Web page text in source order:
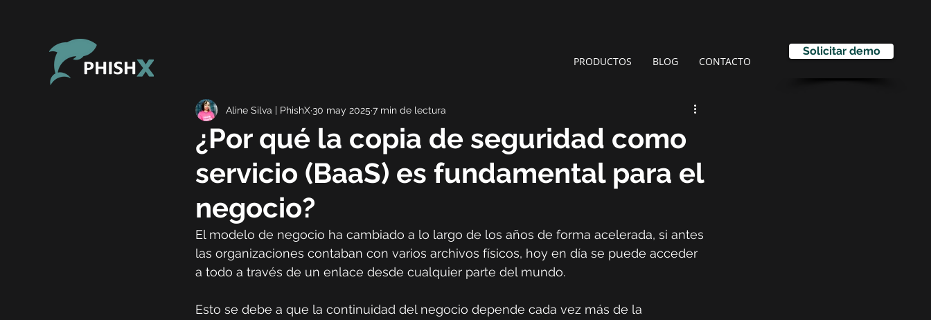
PRODUCTOS BLOG CONTACTO
Solicitar demo
¿Por qué la copia de seguridad como
servicio (BaaS) es fundamental para el
negocio?
Aline Silva | PhishX30 may 2025 7 min de lectura
El modelo de negocio ha cambiado a lo largo de los años de forma acelerada, si antes
las organizaciones contaban con varios archivos físicos, hoy en día se puede acceder
a todo a través de un enlace desde cualquier parte del mundo.
Esto se debe a que la continuidad del negocio depende cada vez más de la